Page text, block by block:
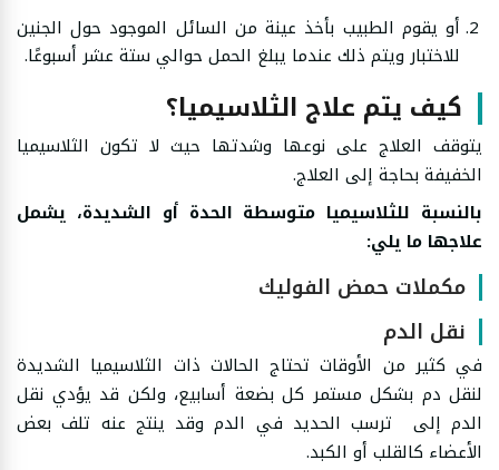
أو يقوم الطبيب بأخذ عينة من السائل الموجود حول الجنين
للاختبار ويتم ذلك عندما يبلغ الحمل حوالي ستة عشر أسبوعًا.
كيف يتم علاج الثلاسيميا؟
يتوقف العلاج على نوعها وشدتها حيث لا تكون الثلاسيميا
الخفيفة بحاجة إلى العلاج.
بالنسبة للثلاسيميا متوسطة الحدة أو الشديدة، يشمل
علاجها ما يلي:
مكملات حمض الفوليك
نقل الدم
في كثير من الأوقات تحتاج الحالات ذات الثلاسيميا الشديدة
لنقل دم بشكل مستمر كل بضعة أسابيع، ولكن قد يؤدي نقل
الدم إلى ترسب الحديد في الدم وقد ينتج عنه تلف بعض
الأعضاء كالقلب أو الكبد.